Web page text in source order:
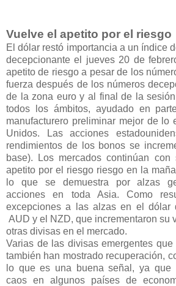
Vuelve el apetito por el riesgo
El dólar restó importancia a un índice
decepcionante el jueves 20 de
apetito de riesgo a pesar de los
fuerza después de los números
de la zona euro y al final de la
todos los ámbitos, ayudado en
manufacturero preliminar mejor de lo
Unidos. Las acciones
rendimientos de los bonos se
base). Los mercados continúan
apetito por el riesgo riesgo en la
lo que se demuestra por alzas
acciones en toda Asia. Como
excepciones a las alzas en el dólar
AUD y el NZD, que incrementaron su
otras divisas en el mercado.
Varias de las divisas emergentes
también han mostrado recuperación,
lo que es una buena señal, ya que
caos en algunos países de